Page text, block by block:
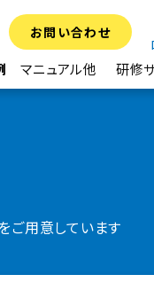
マニュアル他 研修
お問い合わせ
ご用意しています